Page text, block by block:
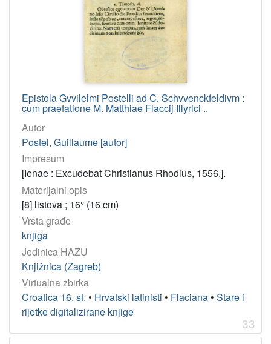
Epistola Gvvilelmi Postelli ad C. Schvvenckfeldivm :
cum praefatione M. Matthiae Flaccij Illyrici ..
Autor
Postel, Guillaume [autor]
Impresum
[Ienae : Excudebat Christianus Rhodius, 1556.].
Materijalni opis
[8] listova ; 16° (16 cm)
Vrsta građe
knjiga
Jedinica HAZU
Knjižnica (Zagreb)
Virtualna zbirka
Croatica 16. st. • Hrvatski latinisti • Flaciana • Stare i
rijetke digitalizirane knjige
33